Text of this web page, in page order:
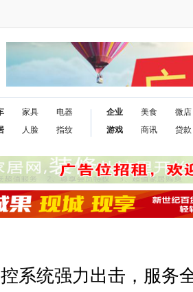
家具
人脸
电器
指纹
企业
游戏
美食
商讯
微店
贷款
系统强力出击，服务